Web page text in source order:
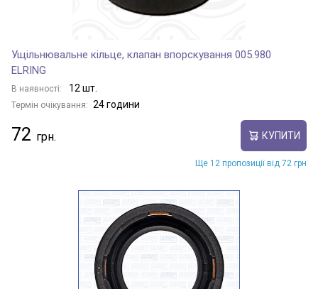
Ущільнювальне кільце, клапан впорскування 005.980
ELRING
В наявності: 12 шт.
Термін очікування: 24 години
72 КУПИТИ
Ще 12 пропозиції від 72 грн